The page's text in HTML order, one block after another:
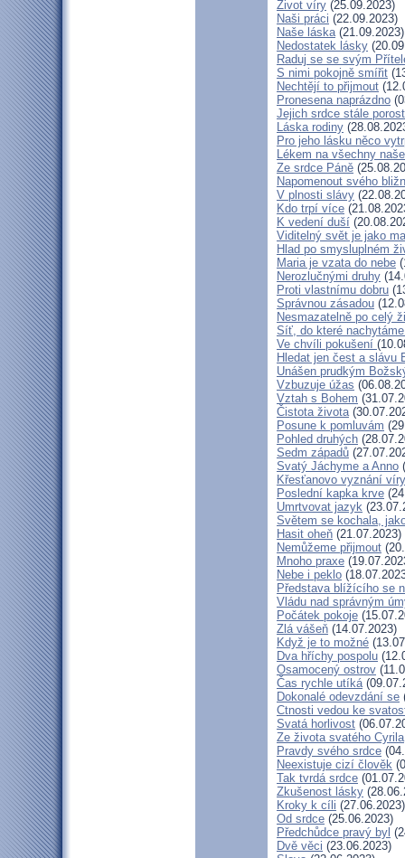
Život víry (25.09.2023)
Naši práci (22.09.2023)
Naše láska(21.09.2023)
Nedostatek lásky
Raduj se se svým
S nimi pokojně smířit
Nechtějí to přijmout
Pronesena naprázdno
Jejich srdce stále
Láska rodiny
Pro jeho lásku něco
Lékem na všechny
Ze srdce Páně
Napomenout svého
V plnosti slávy
Kdo trpí více
K vedení duší
Viditelný svět je jako
Hlad po smysluplném
Maria je vzata do nebe
Nerozlučnými druhy
Proti vlastnímu dobru
Správnou zásadou
Nesmazatelně po celý
Síť, do které
Ve chvíli pokušení
Hledat jen čest a slávu
Unášen prudkým
Vzbuzuje úžas
Vztah s Bohem
Čistota života
Posune k pomluvám
Pohled druhých
Sedm západů
Svatý Jáchyme a Anno
Křesťanovo vyznání
Poslední kapka krve
Umrtvovat jazyk
Světem se kochala,
Hasit oheň (21.07.2023)
Nemůžeme přijmout
Mnoho praxe
Nebe i peklo
Představa blížícího se
Vládu nad správným
Počátek pokoje
Zlá vášeň (14.07.2023)
Když je to možné
Dva hříchy pospolu
Osamocený ostrov
Čas rychle utíká
Dokonalé odevzdání se
Ctnosti vedou ke
Svatá horlivost
Ze života svatého Cyrila
Pravdy svého srdce
Neexistuje cizí člověk
Tak tvrdá srdce
Zkušenost lásky
Kroky k cíli (27.06.2023)
Od srdce (25.06.2023)
Předchůdce pravý byl
Dvě věci (23.06.2023)